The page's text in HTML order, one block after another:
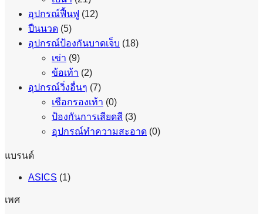
อุปกรณ์ฟื้นฟู (12)
ปืนนวด (5)
อุปกรณ์ป้องกันบาดเจ็บ (18)
เข่า (9)
ข้อเท้า (2)
อุปกรณ์วิ่งอื่นๆ (7)
เชือกรองเท้า (0)
ป้องกันการเสียดสี (3)
อุปกรณ์ทำความสะอาด (0)
แบรนด์
ASICS (1)
เพศ